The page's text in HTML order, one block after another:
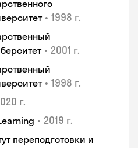
• 1998 г.
• 2001 г.
• 1998 г.
г.
• 2019 г.
переподготовки и